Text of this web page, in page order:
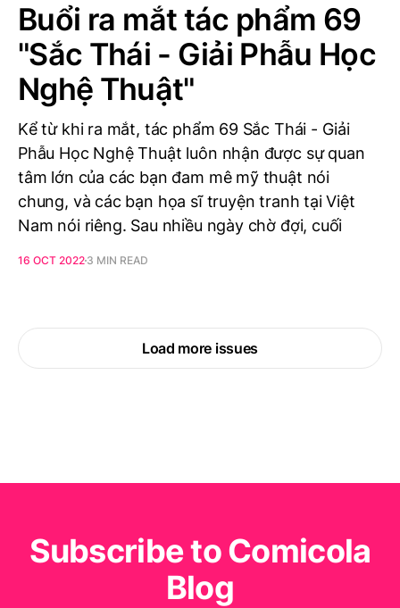
Buổi ra mắt tác phẩm 69
"Sắc Thái - Giải Phẫu Học
Nghệ Thuật"
Kể từ khi ra mắt, tác phẩm 69 Sắc Thái - Giải
Phẫu Học Nghệ Thuật luôn nhận được sự quan
tâm lớn của các bạn đam mê mỹ thuật nói
chung, và các bạn họa sĩ truyện tranh tại Việt
Nam nói riêng. Sau nhiều ngày chờ đợi, cuối
16 OCT 2022 3 MIN READ
Load more issues
Subscribe to Comicola
Blog